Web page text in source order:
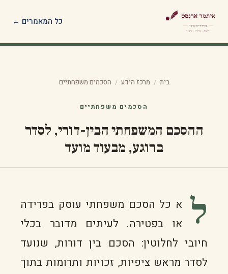
כל המאמרים ←
בית / מרכז הידע / הסכמים משפחתיים
הסכמים משפחתיים
ההסכם המשפחתי הבין-דורי, לסדר
ברוגע, מבעוד מועד
ל א כל הסכם משפחתי עוסק בפרידה
או בפטירה. לעיתים מדובר בכלי
חיובי לחלוטין: הסכם בין דורות, שנועד
לסדר מראש ציפיות, זכויות ותרומות בתוך